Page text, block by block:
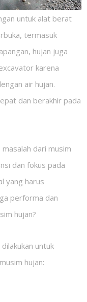
untuk alat berat
termasuk
hujan juga
karena
air hujan.
dan berakhir pada
dari musim
dan fokus pada
yang harus
performa dan
hujan?
untuk
hujan: